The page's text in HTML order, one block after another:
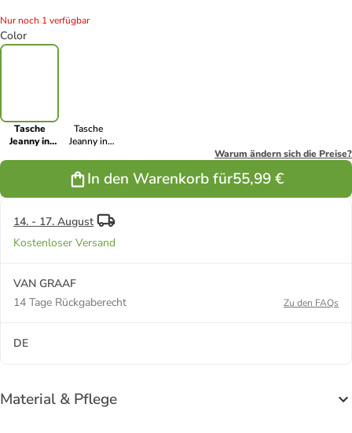
Nur noch 1 verfügbar
Color
Tasche
Jeanny in
Tasche
Jeanny in
Warum ändern sich die Preise?
In den Warenkorb für55,99 €
14. - 17. August
Kostenloser Versand
VAN GRAAF
14 Tage Rückgaberecht
Zu den FAQs
DE
Material & Pflege